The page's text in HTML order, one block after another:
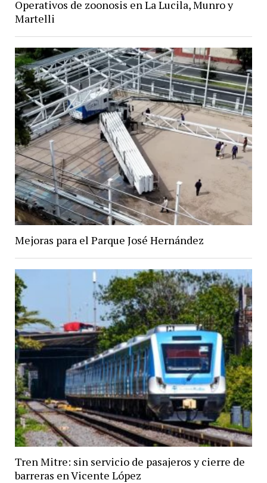
Operativos de zoonosis en La Lucila, Munro y
Martelli
Mejoras para el Parque José Hernández
Tren Mitre: sin servicio de pasajeros y cierre de
barreras en Vicente López